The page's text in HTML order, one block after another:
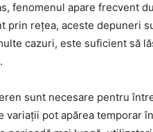
fenomenul apare frecvent
prin rețea, aceste depuneri
cazuri, este suficient să
sunt necesare pentru
variații pot apărea temporar